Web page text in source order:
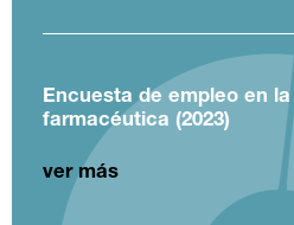
Encuesta de empleo en
farmacéutica (2023)
ver más